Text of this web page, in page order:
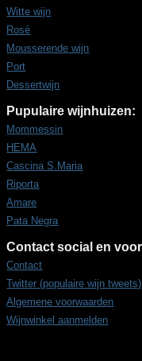
Witte wijn
Rosé
Mousserende wijn
Port
Dessertwijn
Pupulaire wijnhuizen:
Mommessin
HEMA
Cascina S.Maria
Riporta
Amare
Pata Negra
Contact social en
Contact
Twitter (populaire wijn tweets)
Algemene voorwaarden
Wijnwinkel aanmelden